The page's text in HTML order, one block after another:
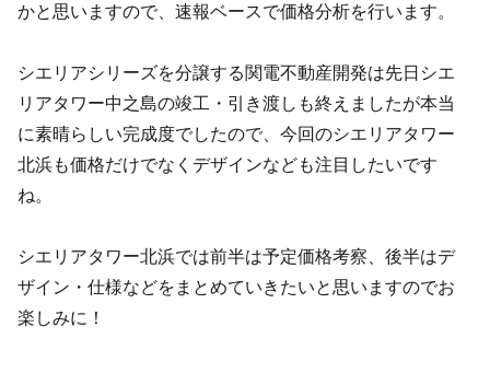
かと思いますので、速報ベースで価格分析を行います。
シエリアシリーズを分譲する関電不動産開発は先日シエ
リアタワー中之島の竣工・引き渡しも終えましたが本当
に素晴らしい完成度でしたので、今回のシエリアタワー
北浜も価格だけでなくデザインなども注目したいです
ね。
シエリアタワー北浜では前半は予定価格考察、後半はデ
ザイン・仕様などをまとめていきたいと思いますのでお
楽しみに！